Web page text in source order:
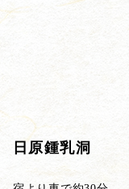
日原鍾乳洞